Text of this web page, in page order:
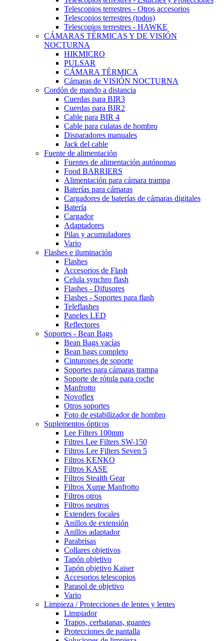
Telescopios terrestres - Otros accesorios
Telescopios terrestres (todos)
Telescopios terrestres - HAWKE
CÁMARAS TÉRMICAS Y DE VISIÓN
NOCTURNA
HIKMICRO
PULSAR
CÁMARA TÉRMICA
Cámaras de VISIÓN NOCTURNA
Cordón de mando a distancia
Cuerdas para BIR3
Cuerdas para BIR2
Cable para BIR 4
Cable para culatas de hombro
Disparadores manuales
Jack del cable
Fuente de alimentación
Fuentes de alimentación autónomas
Food BARRIERS
Alimentación para cámara trampa
Baterías para cámaras
Cargadores de baterías de cámaras digitales
Batería
Cargador
Adaptadores
Pilas y acumuladores
Vario
Flashes e iluminación
Flashes
Accesorios de Flash
Celula synchro flash
Flashes - Difusores
Flashes - Soportes para flash
Teleflashes
Paneles LED
Reflectores
Soportes - Bean Bags
Bean Bags vacías
Bean bags completo
Cinturones de soporte
Soportes para cámaras trampa
Soporte de rótula para coche
Manfrotto
Novoflex
Otros soportes
Foto de estabilizador de hombro
Suplementos ópticos
Lee Filters 100mm
Filtres Lee Filters SW-150
Filtros Lee Filters Seven 5
Filtros KENKO
Filtros KASE
Filtros Stealth Gear
Filtros Xume Manfrotto
Filtros otros
Filtros neutros
Extenders focales
Anillos de extensión
Anillos adaptador
Parabrisas
Collares objetivos
Tapón objetivo
Tapón objetivo Kaiser
Accesorios telescopios
Parasol de objetivo
Vario
Limpieza / Protecciones de lentes y lentes
Limpiador
Trapos, cerbatanas, guantes
Protecciones de pantalla